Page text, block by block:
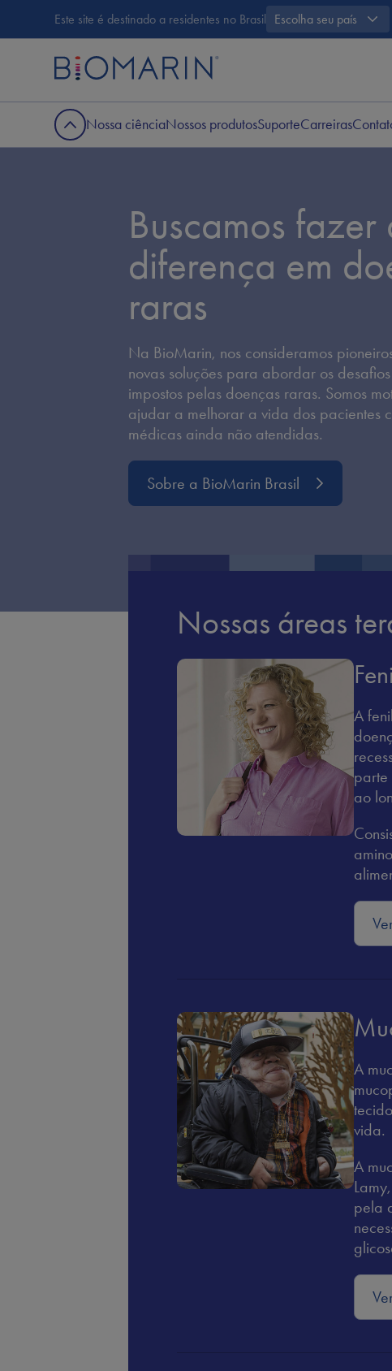
Este site é destinado a residentes no Brasil Escolha seu país
Nossa ciênciaNossos produtosSuporteCarreiras
Buscamos fazer
diferença em
raras
Na BioMarin, nos consideramos
novas soluções para abordar os
impostos pelas doenças raras. Somos
ajudar a melhorar a vida dos pacientes
médicas ainda não atendidas.
Sobre a BioMarin Brasil
Nossas áreas
A
parte
ao
A
vida.
A
pela